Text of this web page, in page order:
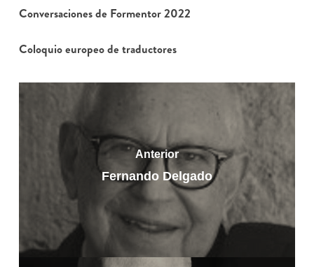
Conversaciones de Formentor 2022
Coloquio europeo de traductores
Anterior
Fernando Delgado